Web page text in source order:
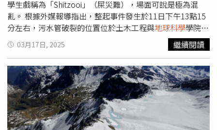
學生戲稱為「Shitzooi」（屎災難），場面可說是極為混
亂。 根據外媒報導指出，整起事件發生於11日下午13點15
分左右，污水管破裂的位置位於土木工程與地球科學學院一
樓，但這條管道連接著二樓及以上樓層所有廁所，因此污水
迅速流入學院走廊，學院地板幾乎被污穢物覆蓋，一名學生
將現場拍攝的畫面上傳至TikTok時，描述當時堪稱是「地板
上鋪滿了一層『糞便地毯』。」 一名學院發言人表示，當
時現場氣味極為刺鼻，但其用一種相對委婉的方式描述「這
股氣味確實不太愉快，簡單來說，就像你自己上廁所時的味
道。」 事故發生後，校方立即關閉所有廁所，並派遣清潔
團隊展開清理工作。發言人表示「我們相當幸運，能夠迅速
03月17日, 2025 繼續閱讀